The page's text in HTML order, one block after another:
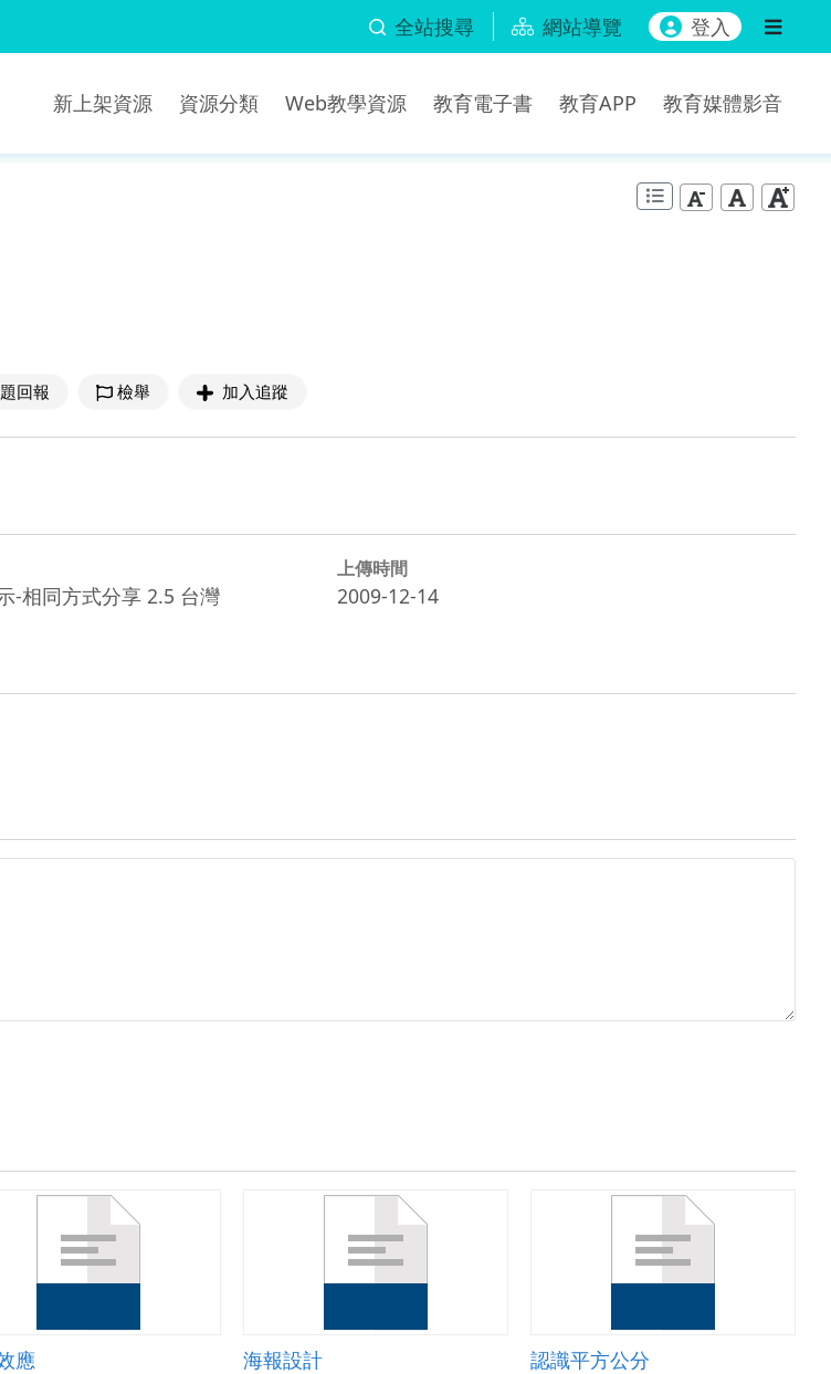
全站搜尋 網站導覽 登入
新上架資源 資源分類 Web教學資源 教育電子書 教育APP 教育媒體影音
回報 檢舉 加入追蹤
-相同方式分享 2.5 台灣
上傳時間
2009-12-14
應 海報設計 認識平方公分